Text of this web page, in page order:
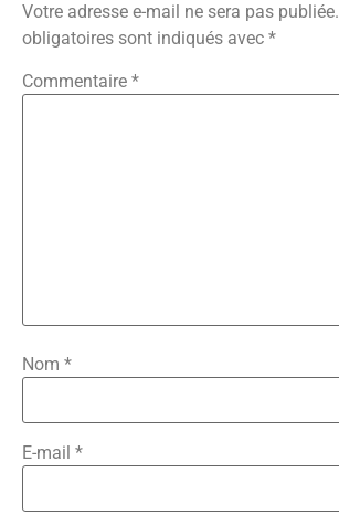
Votre adresse e-mail ne sera pas publiée.
obligatoires sont indiqués avec *
Commentaire *
Nom *
E-mail *